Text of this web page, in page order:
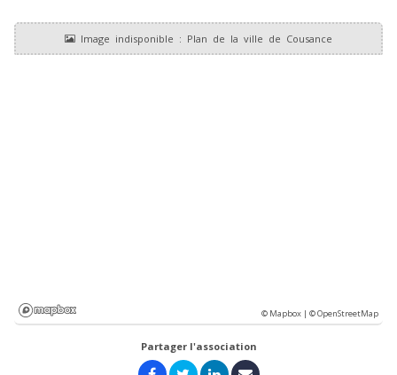
© Mapbox |© OpenStreetMap
Partager l'association